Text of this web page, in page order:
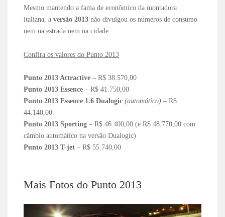
Mesmo mantendo a fama de econômico da montadora
italiana, aversão 2013 não divulgou os números de consumo
nem na estrada nem na cidade.
Confira os valores do Punto 2013
Punto 2013 Attractive – R$ 38.570,00
Punto 2013 Essence – R$ 41.750,00
Punto 2013 Essence 1.6 Dualogic (automático) – R$
44.140,00.
Punto 2013 Sporting – R$ 46.400,00 (e R$ 48.770,00 com
câmbio automático na versão Dualogic)
Punto 2013 T-jet – R$ 55.740,00
Mais Fotos do Punto 2013